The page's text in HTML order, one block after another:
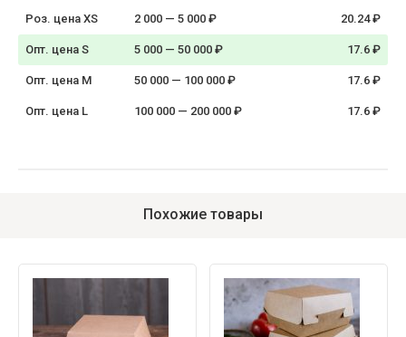
Роз. цена XS 2 000 — 5 000 ₽ 20.24 ₽
Опт. цена S 5 000 — 50 000 ₽ 17.6 ₽
Опт. цена M 50 000 — 100 000 ₽ 17.6 ₽
Опт. цена L 100 000 — 200 000 ₽ 17.6 ₽
Похожие товары